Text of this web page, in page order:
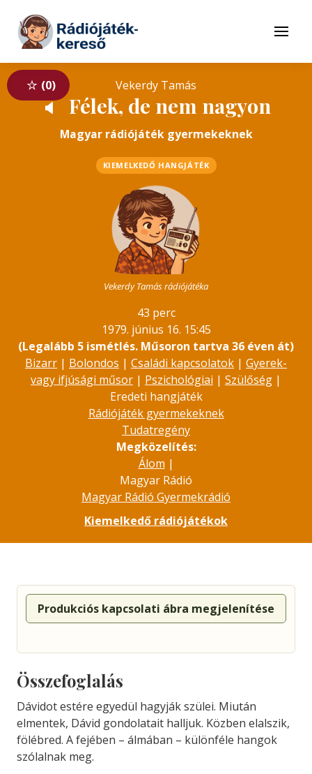
Tovább a tartalomhoz
Menü
0 Vekerdy Tamás
🔈 Félek, de nem nagyon
Magyar rádiójáték gyermekeknek
KIEMELKEDŐ HANGJÁTÉK
Vekerdy Tamás rádiójátéka
43 perc
1979. június 16. 15:45
(Legalább 5 ismétlés. Műsoron tartva 36 éven át)
Bizarr | Bolondos | Családi kapcsolatok | Gyerek-
vagy ifjúsági műsor | Pszichológiai | Szülőség |
Eredeti hangjáték
Rádiójáték gyermekeknek
Tudatregény
Megközelítés:
Álom |
Magyar Rádió
Magyar Rádió Gyermekrádió
Kiemelkedő rádiójátékok
Produkciós kapcsolati ábra megjelenítése
Összefoglalás
Dávidot estére egyedül hagyják szülei. Miután
elmentek, Dávid gondolatait halljuk. Közben elalszik,
fölébred. A fejében – álmában – különféle hangok
szólalnak meg.